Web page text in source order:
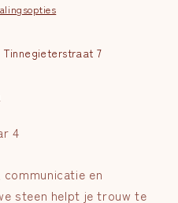
Tinnegieterstraat 7
4
en
steen helpt je trouw te